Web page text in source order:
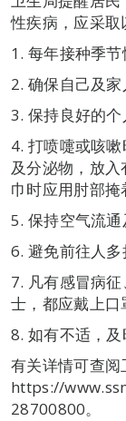
性疾病，应采取
1. 每年接种季节
2. 确保自己及
3. 保持良好的个
4. 打喷嚏或咳
及分泌物，放
巾时应用肘部掩
5. 保持空气流通
6. 避免前往人多
7. 凡有感冒病
士，都应戴上口
8. 如有不适，及
有关详情可查阅
https://
28700800。